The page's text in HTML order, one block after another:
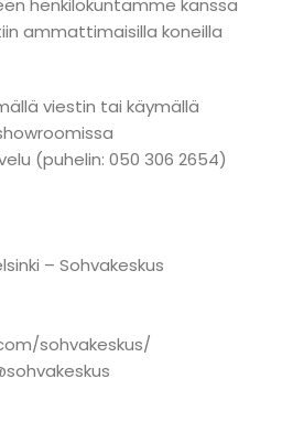
henkilökuntamme kanssa
ammattimaisilla koneilla
viestin tai käymällä
(puhelin: 050 306 2654)
– Sohvakeskus
sohvakeskus/